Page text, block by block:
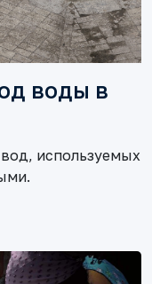
воды в
используемых